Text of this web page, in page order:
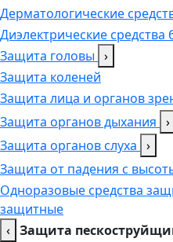
Дерматологические
Диэлектрические средства
Защита головы ›
Защита коленей
Защита лица и органов
Защита органов дыхания ›
Защита органов слуха ›
Защита от падения с
Одноразовые средства
защитные
‹ Защита